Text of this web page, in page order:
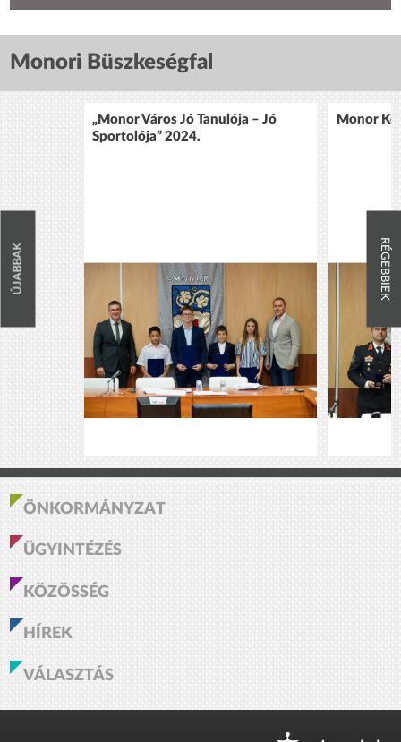
Monori Büszkeségfal
ÚJABBAK
„Monor Város Jó Tanulója – Jó
Sportolója” 2024.
Monor
RÉGEBBIEK
ÖNKORMÁNYZAT
ÜGYINTÉZÉS
KÖZÖSSÉG
HÍREK
VÁLASZTÁS